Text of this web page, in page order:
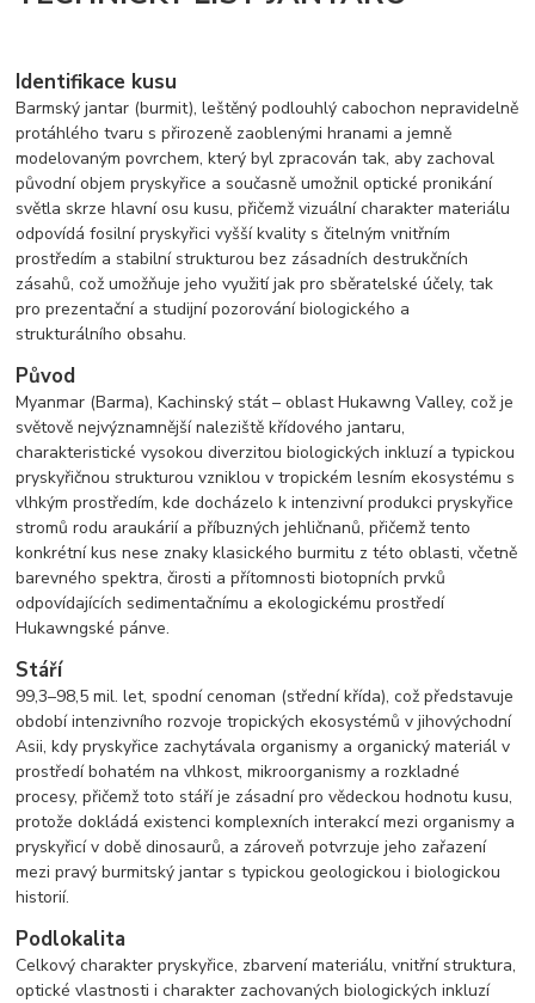
Identifikace kusu
Barmský jantar (burmit), leštěný podlouhlý cabochon nepravidelně
protáhlého tvaru s přirozeně zaoblenými hranami a jemně
modelovaným povrchem, který byl zpracován tak, aby zachoval
původní objem pryskyřice a současně umožnil optické pronikání
světla skrze hlavní osu kusu, přičemž vizuální charakter materiálu
odpovídá fosilní pryskyřici vyšší kvality s čitelným vnitřním
prostředím a stabilní strukturou bez zásadních destrukčních
zásahů, což umožňuje jeho využití jak pro sběratelské účely, tak
pro prezentační a studijní pozorování biologického a
strukturálního obsahu.
Původ
Myanmar (Barma), Kachinský stát – oblast Hukawng Valley, což je
světově nejvýznamnější naleziště křídového jantaru,
charakteristické vysokou diverzitou biologických inkluzí a typickou
pryskyřičnou strukturou vzniklou v tropickém lesním ekosystému s
vlhkým prostředím, kde docházelo k intenzivní produkci pryskyřice
stromů rodu araukárií a příbuzných jehličnanů, přičemž tento
konkrétní kus nese znaky klasického burmitu z této oblasti, včetně
barevného spektra, čirosti a přítomnosti biotopních prvků
odpovídajících sedimentačnímu a ekologickému prostředí
Hukawngské pánve.
Stáří
99,3–98,5 mil. let, spodní cenoman (střední křída), což představuje
období intenzivního rozvoje tropických ekosystémů v jihovýchodní
Asii, kdy pryskyřice zachytávala organismy a organický materiál v
prostředí bohatém na vlhkost, mikroorganismy a rozkladné
procesy, přičemž toto stáří je zásadní pro vědeckou hodnotu kusu,
protože dokládá existenci komplexních interakcí mezi organismy a
pryskyřicí v době dinosaurů, a zároveň potvrzuje jeho zařazení
mezi pravý burmitský jantar s typickou geologickou i biologickou
historií.
Podlokalita
Celkový charakter pryskyřice, zbarvení materiálu, vnitřní struktura,
optické vlastnosti i charakter zachovaných biologických inkluzí